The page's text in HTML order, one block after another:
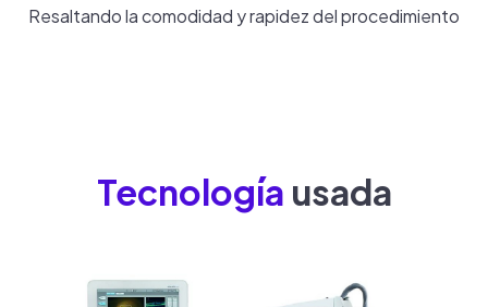
Resaltando la comodidad y rapidez del procedimiento
Tecnología usada